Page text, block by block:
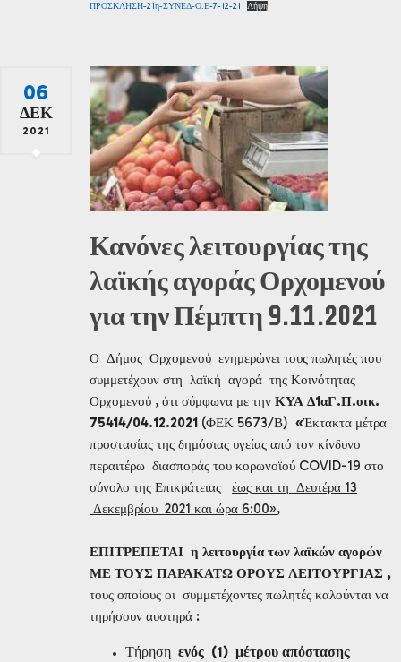
ΠΡΟΣΚΛΗΣΗ-21η-ΣΥΝΕΔ-Ο.Ε-7-12-21 Λήψη
06
ΔΕΚ
2021
Κανόνες λειτουργίας της
λαϊκής αγοράς Ορχομενού
για την Πέμπτη 9.11.2021
Ο Δήμος Ορχομενού ενημερώνει τους πωλητές που
συμμετέχουν στη λαϊκή αγορά της Κοινότητας
Ορχομενού , ότι σύμφωνα με την ΚΥΑ Δ1αΓ.Π.οικ.
75414/04.12.2021 (ΦΕΚ 5673/Β) «Έκτακτα μέτρα
προστασίας της δημόσιας υγείας από τον κίνδυνο
περαιτέρω διασποράς του κορωνοϊού COVID-19 στο
σύνολο της Επικράτειας
έως και τη Δευτέρα 13
Δεκεμβρίου 2021 και ώρα 6:00»,
ΕΠΙΤΡΕΠΕΤΑΙ η λειτουργία των λαϊκών αγορών
ΜΕ ΤΟΥΣ ΠΑΡΑΚΑΤΩ ΟΡΟΥΣ ΛΕΙΤΟΥΡΓΙΑΣ ,
τους οποίους οι συμμετέχοντες πωλητές καλούνται να
τηρήσουν αυστηρά :
Τήρηση ενός (1) μέτρου απόστασης